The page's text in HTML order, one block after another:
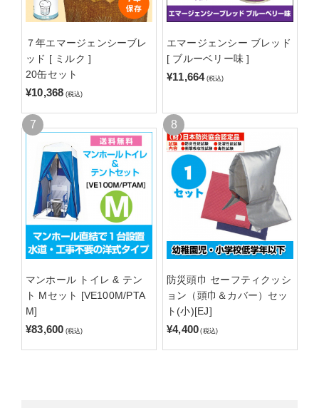
７年エマージェンシーブレ
ッド [ ミルク ]
20缶セット
¥10,368 (税込)
エマージェンシー ブレッド
[ ブルーベリー味 ]
¥11,664 (税込)
マンホール トイレ & テン
ト Mセット [VE100M/PTA
M]
¥83,600 (税込)
防災頭巾 セーフティクッシ
ョン（頭巾＆カバー）セッ
ト(小)[EJ]
¥4,400 (税込)